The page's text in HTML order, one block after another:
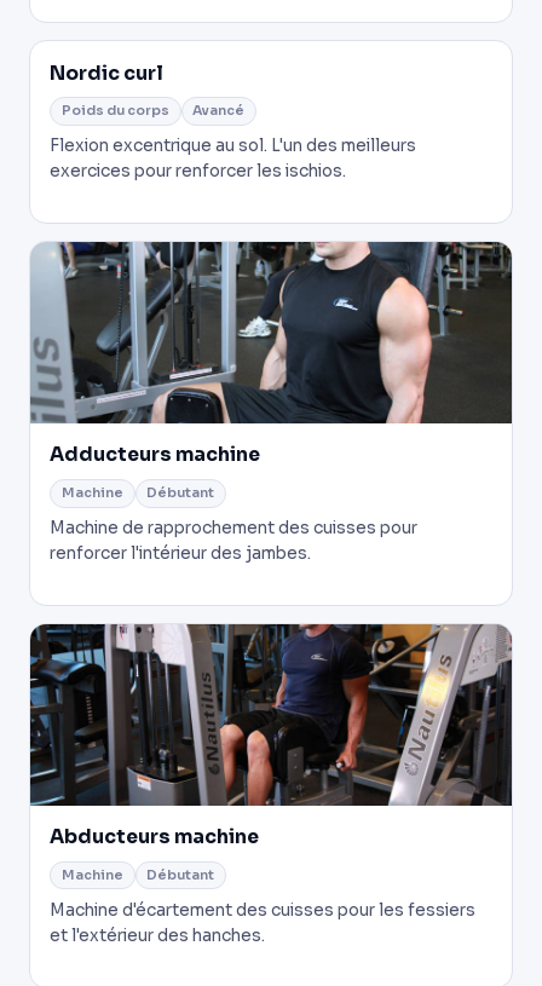
Nordic curl
Poids du corps Avancé
Flexion excentrique au sol. L'un des meilleurs
exercices pour renforcer les ischios.
Adducteurs machine
Machine Débutant
Machine de rapprochement des cuisses pour
renforcer l'intérieur des jambes.
Abducteurs machine
Machine Débutant
Machine d'écartement des cuisses pour les fessiers
et l'extérieur des hanches.